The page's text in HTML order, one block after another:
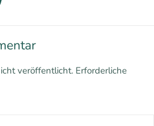
veröffentlicht. Erforderliche